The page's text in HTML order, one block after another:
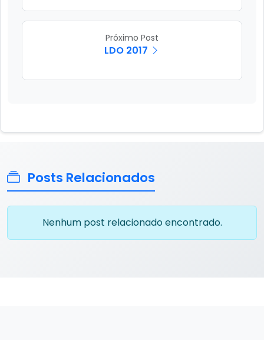
Próximo Post
LDO 2017
Posts Relacionados
Nenhum post relacionado encontrado.